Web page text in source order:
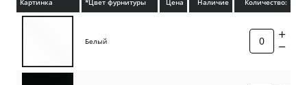
Белый